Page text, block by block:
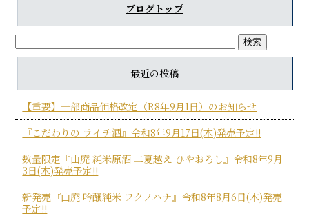
ブログトップ
最近の投稿
【重要】一部商品価格改定（R8年9月1日）のお知らせ
『こだわりの ライチ酒』令和8年9月17日(木)発売予定!!
数量限定『山廃 純米原酒 二夏越え ひやおろし』令和8年9月
3日(木)発売予定!!
新発売『山廃 吟醸純米 フクノハナ』令和8年8月6日(木)発売
予定!!